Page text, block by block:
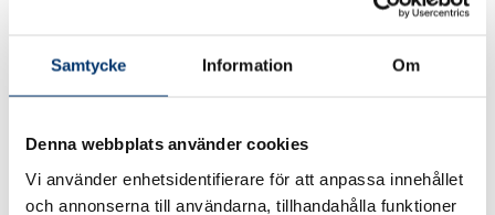
Samtycke Information Om
Denna webbplats använder cookies
Vi använder enhetsidentifierare för att anpassa innehållet
och annonserna till användarna, tillhandahålla funktioner